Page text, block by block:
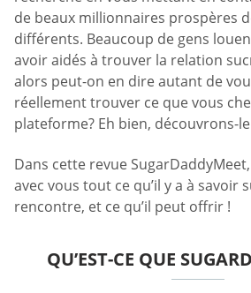
de beaux millionnaires prospères
différents. Beaucoup de gens
avoir aidés à trouver la relation
alors peut-on en dire autant de
réellement trouver ce que vous
plateforme? Eh bien, découvrons-
Dans cette revue
avec vous tout ce qu’il y a à savoir
rencontre, et ce qu’il peut offrir !
QU’EST-CE QUE